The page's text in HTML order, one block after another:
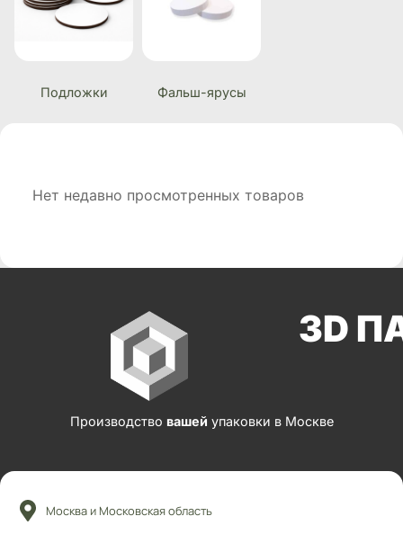
Подложки Фальш-ярусы
Нет недавно просмотренных товаров
3D
Производство вашей упаковки в Москве
Москва и Московская область